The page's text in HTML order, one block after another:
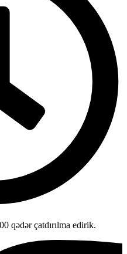
qədər çatdırılma edirik.